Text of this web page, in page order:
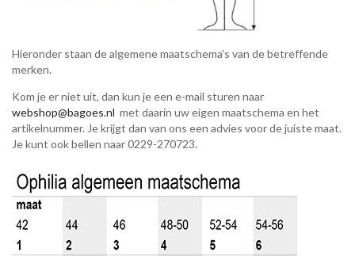
Hieronder staan de algemene maatschema's van de betreffende
merken.
Kom je er niet uit, dan kun je een e-mail sturen naar
webshop@bagoes.nl met daarin uw eigen maatschema en het
artikelnummer. Je krijgt dan van ons een advies voor de juiste maat.
Je kunt ook bellen naar 0229-270723.